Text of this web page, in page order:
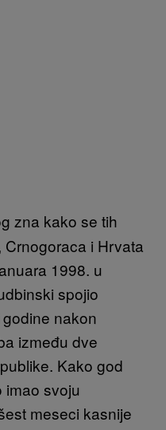
zna kako se tih
i Hrvata
1998. u
spojio
nakon
između dve
Kako god
imao svoju
meseci kasnije